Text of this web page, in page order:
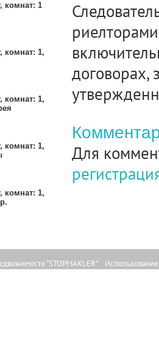
комнат: 1
комнат: 1,
комнат: 1,
комнат: 1,
комнат: 1,
договорах,
Для
"STOPMAKLER"